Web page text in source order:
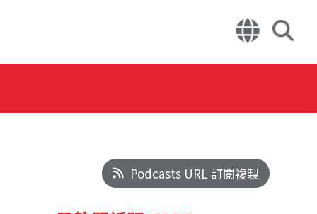
Podcasts URL 訂閱複製